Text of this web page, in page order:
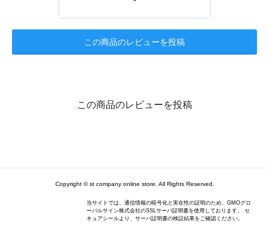
この商品のレビューを投稿
この商品のレビューを投稿
Copyright © st company online store. All Rights Reserved.
当サイトでは、通信情報の暗号化と実在性の証明のため、GMOグロ
ーバルサイン株式会社のSSLサーバ証明書を使用しております。 セ
キュアシールより、サーバ証明書の検証結果をご確認ください。